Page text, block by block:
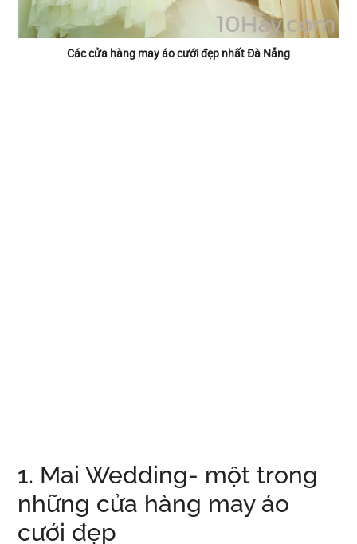
Các cửa hàng may áo cưới đẹp nhất Đà Nẵng
1. Mai Wedding- một trong
những cửa hàng may áo
cưới đẹp